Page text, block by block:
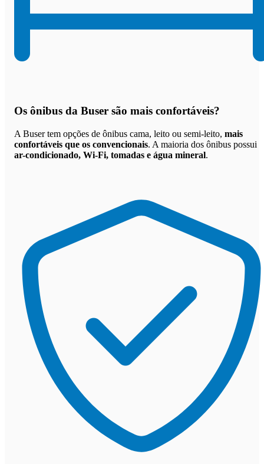
Os ônibus da Buser são mais confortáveis?
A Buser tem opções de ônibus cama, leito ou semi-leito, mais
confortáveis que os convencionais. A maioria dos ônibus possui
ar-condicionado, Wi-Fi, tomadas e água mineral.